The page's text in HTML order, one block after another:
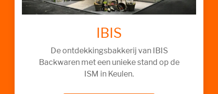
IBIS
De ontdekkingsbakkerij van IBIS
Backwaren met een unieke stand op de
ISM in Keulen.